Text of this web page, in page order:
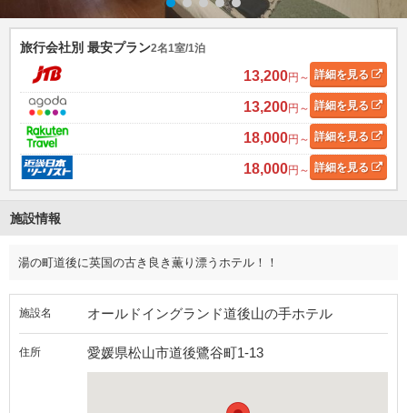
旅行会社別 最安プラン2名1室/1泊
13,200円～ 詳細を見る
13,200円～ 詳細を見る
18,000円～ 詳細を見る
18,000円～ 詳細を見る
施設情報
湯の町道後に英国の古き良き薫り漂うホテル！！
施設名 オールドイングランド道後山の手ホテル
住所 愛媛県松山市道後鷺谷町1-13